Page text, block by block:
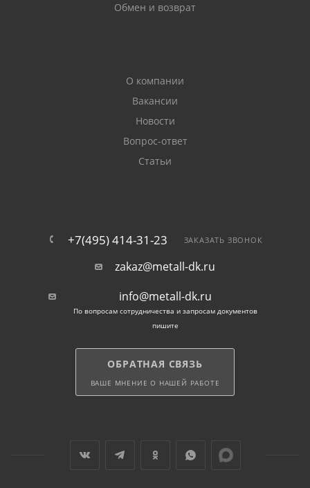
Обмен и возврат
О компании
Вакансии
Новости
Вопрос-ответ
Статьи
+7(495) 414-31-23 ЗАКАЗАТЬ ЗВОНОК
zakaz@metall-dk.ru
info@metall-dk.ru
По вопросам сотрудничества и запросам документов
пишите
ОБРАТНАЯ СВЯЗЬ
ВАШЕ МНЕНИЕ О НАШЕЙ РАБОТЕ